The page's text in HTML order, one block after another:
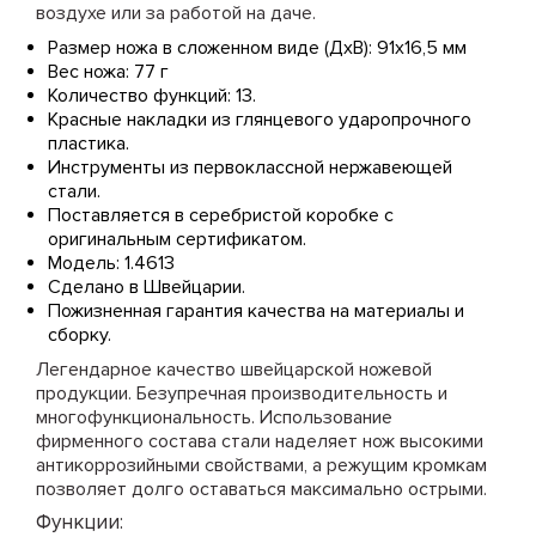
воздухе или за работой на даче.
Размер ножа в сложенном виде (ДхВ): 91х16,5 мм
Вес ножа: 77 г
Количество функций: 13.
Красные накладки из глянцевого ударопрочного
пластика.
Инструменты из первоклассной нержавеющей
стали.
Поставляется в серебристой коробке с
оригинальным сертификатом.
Модель: 1.4613
Сделано в Швейцарии.
Пожизненная гарантия качества на материалы и
сборку.
Легендарное качество швейцарской ножевой
продукции. Безупречная производительность и
многофункциональность. Использование
фирменного состава стали наделяет нож высокими
антикоррозийными свойствами, а режущим кромкам
позволяет долго оставаться максимально острыми.
Функции: